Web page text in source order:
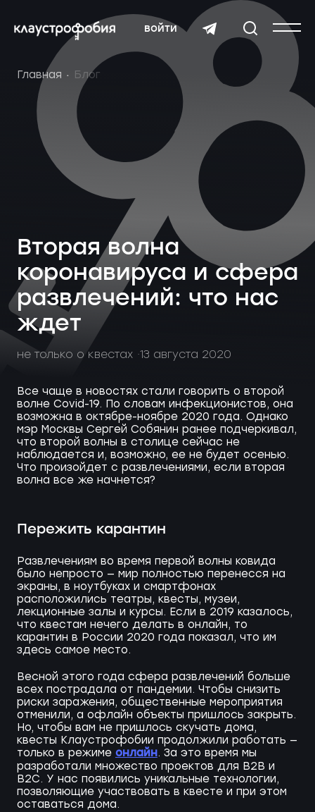
войти
Главная Блог
Вторая волна
коронавируса и сфера
развлечений: что нас
ждет
не только о квестах 13 августа 2020
Все чаще в новостях стали говорить о второй
волне Covid-19. По словам инфекционистов, она
возможна в октябре-ноябре 2020 года. Однако
мэр Москвы Сергей Собянин ранее подчеркивал,
что второй волны в столице сейчас не
наблюдается и, возможно, ее не будет осенью.
Что произойдет с развлечениями, если вторая
волна все же начнется?
Пережить карантин
Развлечениям во время первой волны ковида
было непросто — мир полностью перенесся на
экраны, в ноутбуках и смартфонах
расположились театры, квесты, музеи,
лекционные залы и курсы. Если в 2019 казалось,
что квестам нечего делать в онлайн, то
карантин в России 2020 года показал, что им
здесь самое место.
Весной этого года сфера развлечений больше
всех пострадала от пандемии. Чтобы снизить
риски заражения, общественные мероприятия
отменили, а офлайн объекты пришлось закрыть.
Но, чтобы вам не пришлось скучать дома,
квесты Клаустрофобии продолжили работать —
только в режиме онлайн. За это время мы
разработали множество проектов для B2B и
B2C. У нас появились уникальные технологии,
позволяющие участвовать в квесте и при этом
оставаться дома.